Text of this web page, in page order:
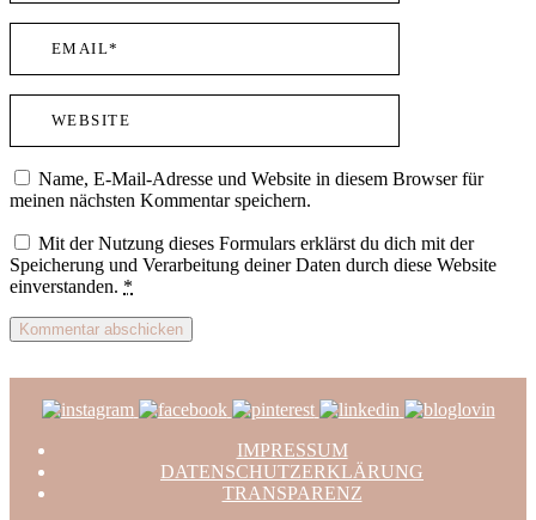
Name, E-Mail-Adresse und Website in diesem Browser für
meinen nächsten Kommentar speichern.
Mit der Nutzung dieses Formulars erklärst du dich mit der
Speicherung und Verarbeitung deiner Daten durch diese Website
einverstanden. *
IMPRESSUM
DATENSCHUTZERKLÄRUNG
TRANSPARENZ